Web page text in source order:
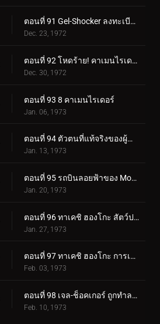
ตอนที่ 91 Gel-Shocker ลงทะเบียนใน Terror School
Dec. 23, 1972
ตอนที่ 92 โหดร้าย! คาเมนไรเดอร์ตัวปลอม!!
Dec. 30, 1972
ตอนที่ 93 8 คาเมนไรเดอร์
Jan. 06, 1973
ตอนที่ 94 ตัวตนที่แท้จริงของผู้นำเจล-ช็อคเกอร์
Jan. 13, 1973
ตอนที่ 95 รถบินลอยฟ้าของ Monster Garaox
Jan. 20, 1973
ตอนที่ 96 ทาเคชิ ฮองโกะ สัตว์ประหลาดกระบองเพชรถูกเปิดเผย!?
Jan. 27, 1973
ตอนที่ 97 ทาเคชิ ฮองโกะ การเปลี่ยนแปลงที่เป็นไปไม่ได้
Feb. 03, 1973
ตอนที่ 98 เจล-ช็อคเกอร์ ถูกทำลายล้าง! จุดจบของผู้นำ!!
Feb. 10, 1973